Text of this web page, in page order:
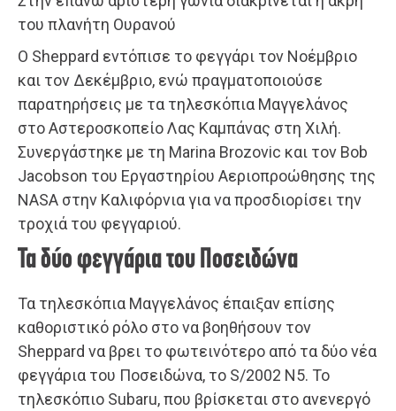
του πλανήτη Ουρανού
Ο Sheppard εντόπισε το φεγγάρι τον Νοέμβριο
και τον Δεκέμβριο, ενώ πραγματοποιούσε
παρατηρήσεις με τα τηλεσκόπια Μαγγελάνος
στο Αστεροσκοπείο Λας Καμπάνας στη Χιλή.
Συνεργάστηκε με τη Marina Brozovic και τον Bob
Jacobson του Εργαστηρίου Αεριοπροώθησης της
NASA στην Καλιφόρνια για να προσδιορίσει την
τροχιά του φεγγαριού.
Τα δύο φεγγάρια του Ποσειδώνα
Τα τηλεσκόπια Μαγγελάνος έπαιξαν επίσης
καθοριστικό ρόλο στο να βοηθήσουν τον
Sheppard να βρει το φωτεινότερο από τα δύο νέα
φεγγάρια του Ποσειδώνα, το S/2002 N5. Το
τηλεσκόπιο Subaru, που βρίσκεται στο ανενεργό